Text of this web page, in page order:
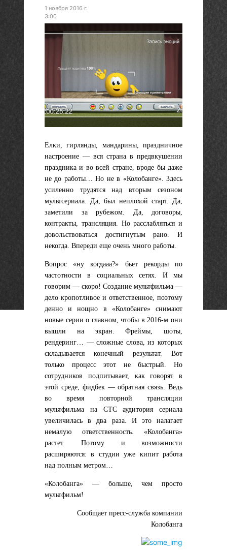
1 ноября 2016 г.
3:00
Елки, гирлянды, мандарины, праздничное
настроение — вся страна в предвкушении
праздника и во всей стране, вроде бы даже
не до работы… Но не в «Колобанге». Здесь
усиленно трудятся над вторым сезоном
мультсериала. Да, был неплохой старт. Да,
заметили за рубежом. Да, договоры,
контракты, трансляция. Но расслабляться и
довольствоваться достигнутым рано. И
некогда. Впереди еще очень много работы.
Вопрос «ну когдааа?» бьет рекорды по
частотности в социальных сетях. И мы
говорим — скоро! Создание мультфильма —
дело кропотливое и ответственное, поэтому
денно и нощно в «Колобанге» снимают
новые серии о главном, чтобы в 2016-м они
вышли на экран. Фреймы, шоты,
рендеринг… — сложные слова, из которых
складывается конечный результат. Вот
только процесс этот не быстрый. Но
сотрудников подпитывает, как говорят в
этой среде, фидбек — обратная связь. Ведь
во время повторной трансляции
мультфильма на СТС аудитория сериала
увеличилась в два раза. И это налагает
немалую ответственность. «Колобанга»
растет. Потому и возможности
расширяются: в студии уже кипит работа
над полным метром…
«Колобанга» — больше, чем просто
мультфильм!
Сообщает пресс-служба компании
Колобанга